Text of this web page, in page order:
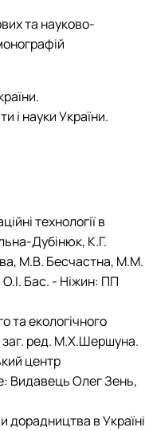
та науково-
і науки України.
технології в
Дубінюк, К.Г.
М.В. Бесчастна, М.М.
Бас. - Ніжин: ПП
та екологічного
заг. ред. М.Х.Шершуна.
центр
Видавець Олег Зень,
дорадництва в